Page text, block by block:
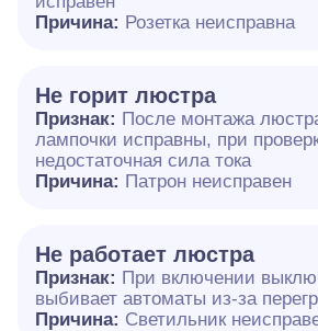
Причина: Розетка неисправна
Не горит люстра
Признак: После монтажа
лампочки исправны, при
недостаточная сила тока
Причина: Патрон неисправен
Не работает люстра
Признак: При включении
выбивает автоматы из-за
Причина: Светильник